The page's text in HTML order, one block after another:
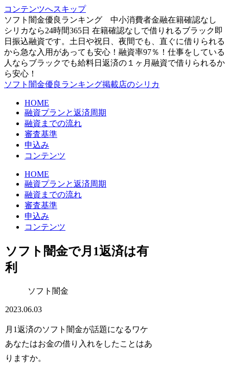
コンテンツへスキップ
ソフト闇金優良ランキング 中小消費者金融在籍確認なし
シリカなら24時間365日 在籍確認なしで借りれるブラック即
日振込融資です。土日や祝日、夜間でも、直ぐに借りられる
から急な入用があっても安心！融資率97％！仕事をしている
人ならブラックでも給料日返済の１ヶ月融資で借りられるか
ら安心！
ソフト闇金優良ランキング掲載店のシリカ
HOME
融資プランと返済周期
融資までの流れ
審査基準
申込み
コンテンツ
HOME
融資プランと返済周期
融資までの流れ
審査基準
申込み
コンテンツ
ソフト闇金で月1返済は有
利
ソフト闇金
2023.06.03
月1返済のソフト闇金が話題になるワケ
あなたはお金の借り入れをしたことはあ
りますか。